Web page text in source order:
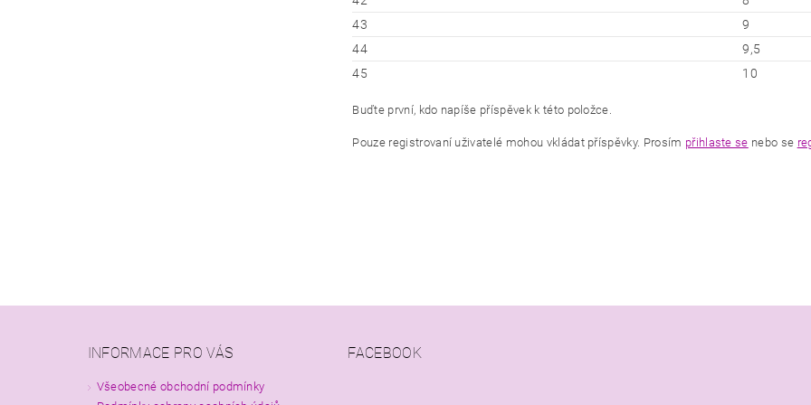
43
9
44
9,5
45
10
Buďte první, kdo napíše příspěvek k této položce.
Pouze registrovaní uživatelé mohou vkládat příspěvky. Prosím přihlaste se nebo se
INFORMACE PRO VÁS
Všeobecné obchodní podmínky
FACEBOOK